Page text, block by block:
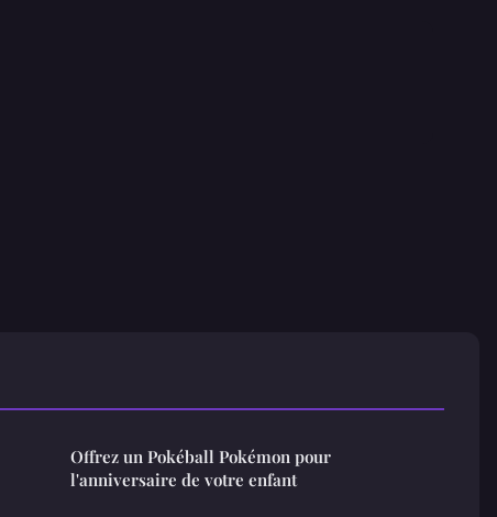
Offrez un Pokéball Pokémon pour
l'anniversaire de votre enfant